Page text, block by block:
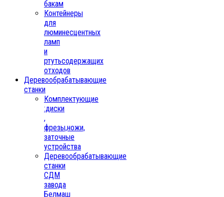
бакам
Контейнеры
для
люминесцентных
ламп
и
ртутьсодержащих
отходов
Деревообрабатывающие
станки
Комплектующие
:диски
,
фрезы,ножи,
заточные
устройства
Деревообрабатывающие
станки
СДМ
завода
Белмаш